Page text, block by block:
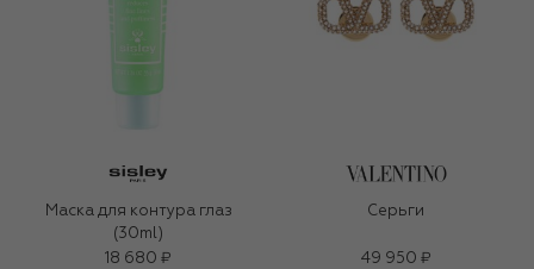
Маска для контура глаз
(30ml)
18 680 ₽
Серьги
49 950 ₽